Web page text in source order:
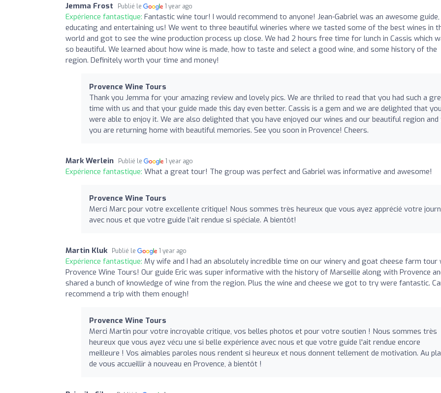
Jemma Frost Publié le 1 year ago
Expérience fantastique: Fantastic wine tour! I would recommend to anyone! Jean-Gabriel was an awesome guide,
educating and entertaining us! We went to three beautiful wineries where we tasted some of the best wines in
world and got to see the wine production process up close. We had 2 hours free time for lunch in Cassis which
so beautiful. We learned about how wine is made, how to taste and select a good wine, and some history of the
region. Definitely worth your time and money!
Provence Wine Tours
Thank you Jemma for your amazing review and lovely pics. We are thriled to read that you had such a
time with us and that your guide made this day even better. Cassis is a gem and we are delighted that you
were able to enjoy it. We are also delighted that you have enjoyed our wines and our beautiful region
you are returning home with beautiful memories. See you soon in Provence! Cheers.
Mark Werlein Publié le 1 year ago
Expérience fantastique: What a great tour! The group was perfect and Gabriel was informative and awesome!
Provence Wine Tours
Merci Marc pour votre excellente critique! Nous sommes très heureux que vous ayez apprécié votre
avec nous et que votre guide l'ait rendue si spéciale. A bientôt!
Martin Kluk Publié le 1 year ago
Expérience fantastique: My wife and I had an absolutely incredible time on our winery and goat cheese farm tour
Provence Wine Tours! Our guide Eric was super informative with the history of Marseille along with Provence
shared a bunch of knowledge of wine from the region. Plus the wine and cheese we got to try were fantastic.
recommend a trip with them enough!
Provence Wine Tours
Merci Martin pour votre incroyable critique, vos belles photos et pour votre soutien ! Nous sommes très
heureux que vous ayez vécu une si belle expérience avec nous et que votre guide l'ait rendue encore
meilleure ! Vos aimables paroles nous rendent si heureux et nous donnent tellement de motivation. Au
de vous accueillir à nouveau en Provence, à bientôt !